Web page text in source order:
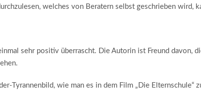
welches von Beratern selbst geschrieben wird,
sehr positiv überrascht. Die Autorin ist Freund davon,
Tyrannenbild, wie man es in dem Film „Die Elternschule“